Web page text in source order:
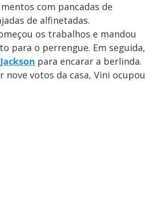
com pancadas de
de alfinetadas.
os trabalhos e mandou
para o perrengue. Em seguida,
Jackson para encarar a berlinda.
nove votos da casa, Vini ocupou